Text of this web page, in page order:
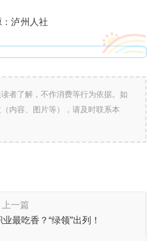
泸州人社
者了解，不作消费等行为依据。如
内容、图片等），请及时联系本
上一篇
最吃香？“绿领”出列！